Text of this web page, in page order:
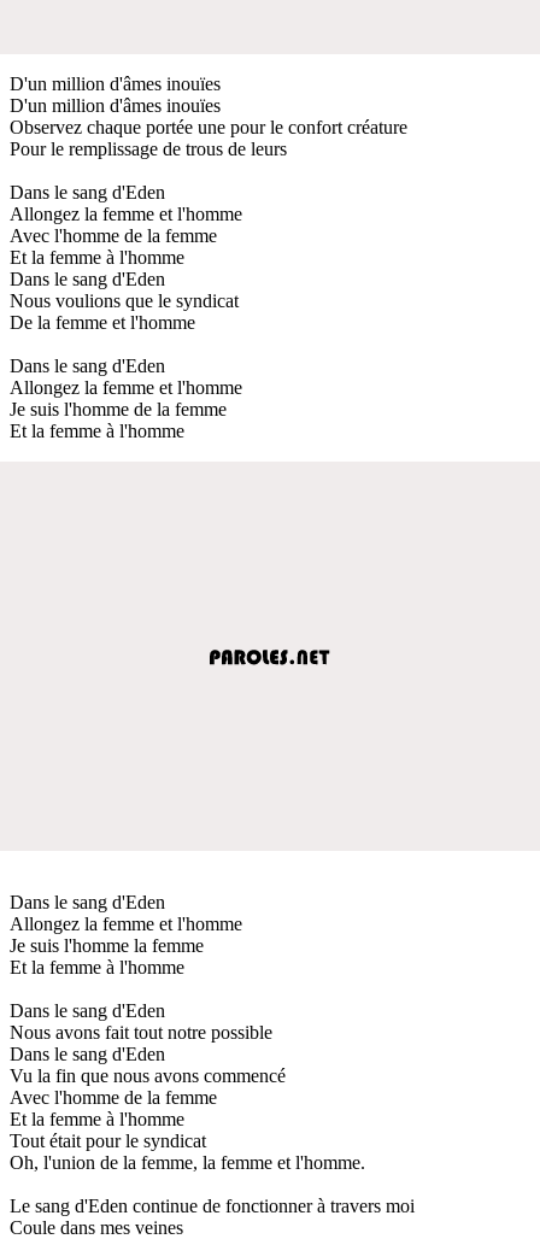
D'un million d'âmes inouïes
D'un million d'âmes inouïes
Observez chaque portée une pour le confort créature
Pour le remplissage de trous de leurs
Dans le sang d'Eden
Allongez la femme et l'homme
Avec l'homme de la femme
Et la femme à l'homme
Dans le sang d'Eden
Nous voulions que le syndicat
De la femme et l'homme
Dans le sang d'Eden
Allongez la femme et l'homme
Je suis l'homme de la femme
Et la femme à l'homme
Dans le sang d'Eden
Allongez la femme et l'homme
Je suis l'homme la femme
Et la femme à l'homme
Dans le sang d'Eden
Nous avons fait tout notre possible
Dans le sang d'Eden
Vu la fin que nous avons commencé
Avec l'homme de la femme
Et la femme à l'homme
Tout était pour le syndicat
Oh, l'union de la femme, la femme et l'homme.
Le sang d'Eden continue de fonctionner à travers moi
Coule dans mes veines